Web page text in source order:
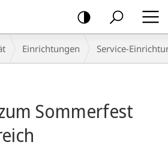
Einrichtungen Service-
Sommerfest